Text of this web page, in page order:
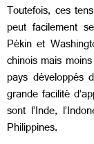
Toutefois, ces
peut facilement
Pékin et
chinois mais
pays développés
grande facilité
sont l’Inde,
Philippines.